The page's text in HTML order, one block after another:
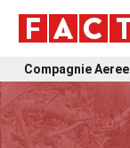
Compagnie Aeree